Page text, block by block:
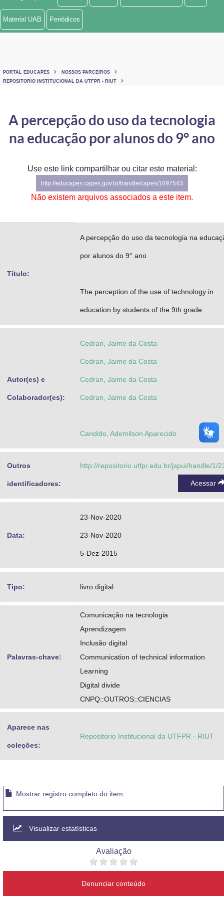
Ministério de Minas e Energia
Ministério do Turismo
Controladoria-Geral da União
Ministério da Mulher, da Família e dos Direitos Humanos
Secretaria-Geral
Planalto
Material UAB Periódicos
PORTAL EDUCAPES
NOSSOS PARCEIROS
REPOSITORIO INSTITUCIONAL DA UTFPR - RIUT
A percepção do uso da tecnologia
na educação por alunos do 9° ano
Use este link compartilhar ou citar este material:
http://educapes.capes.gov.br/handle/capes/1097543
Não existem arquivos associados a este item.
Título:
A percepção do uso da tecnologia na
por alunos do 9° ano
The perception of the use of technology in
education by students of the 9th grade
Autor(es) e
Colaborador(es):
Cedran, Jaime da Costa
Cedran, Jaime da Costa
Cedran, Jaime da Costa
Cedran, Jaime da Costa
Candido, Ademilson Aparecido
Outros
identificadores:
http://repositorio.utfpr.edu.br/jspui/handle/1/
Acessar
Data:
23-Nov-2020
23-Nov-2020
5-Dez-2015
Tipo: livro digital
Palavras-chave:
Comunicação na tecnologia
Aprendizagem
Inclusão digital
Communication of technical information
Learning
Digital divide
CNPQ::OUTROS::CIENCIAS
Aparece nas
coleções:
Repositorio Institucional da UTFPR - RIUT
Mostrar registro completo do item
Visualizar estatísticas
Avaliação
Denunciar conteúdo